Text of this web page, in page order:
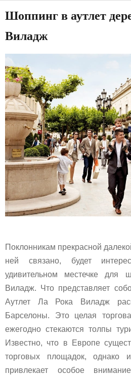
Шоппинг в аутлет
Виладж
Поклонникам прекрасной
ней связано, будет
удивительном местечке для
Виладж. Что представляет
Аутлет Ла Рока Виладж
Барселоны. Это целая
ежегодно стекаются толпы
Известно, что в Европе
торговых площадок, однако
привлекает особое